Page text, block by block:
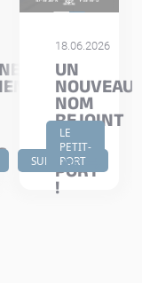
SUPPORTERS
LE
PETIT-
PORT
18.06.2026
UN
NOUVEAU
NOM
REJOINT
LE
PETIT
PORT
!
LIRE